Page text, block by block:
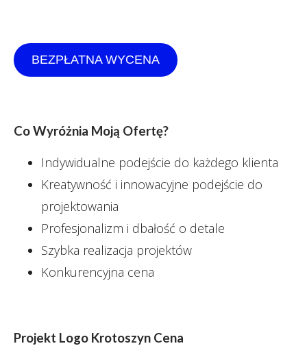
BEZPŁATNA WYCENA
Co Wyróżnia Moją Ofertę?
Indywidualne podejście do każdego klienta
Kreatywność i innowacyjne podejście do
projektowania
Profesjonalizm i dbałość o detale
Szybka realizacja projektów
Konkurencyjna cena
Projekt Logo Krotoszyn Cena